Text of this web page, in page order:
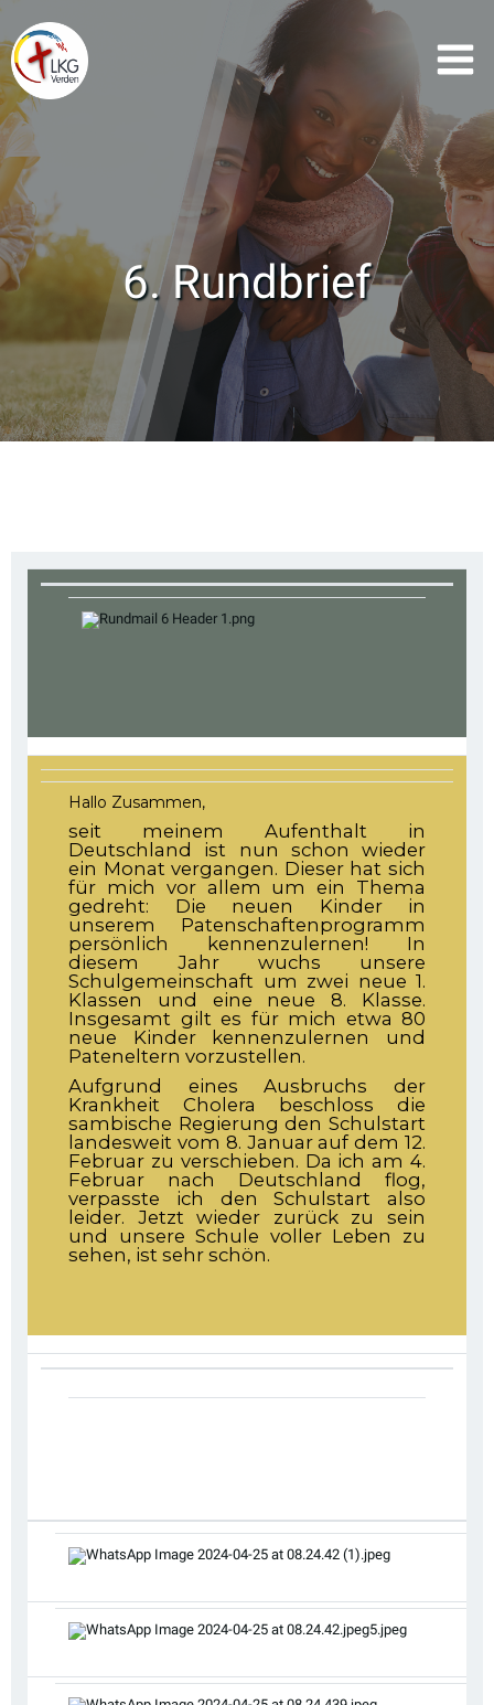
Zum
Inhalt
springen
6. Rundbrief
Hallo Zusammen,
seit meinem Aufenthalt in
Deutschland ist nun schon wieder
ein Monat vergangen. Dieser hat sich
für mich vor allem um ein Thema
gedreht: Die neuen Kinder in
unserem Patenschaftenprogramm
persönlich kennenzulernen! In
diesem Jahr wuchs unsere
Schulgemeinschaft um zwei neue 1.
Klassen und eine neue 8. Klasse.
Insgesamt gilt es für mich etwa 80
neue Kinder kennenzulernen und
Pateneltern vorzustellen.
Aufgrund eines Ausbruchs der
Krankheit Cholera beschloss die
sambische Regierung den Schulstart
landesweit vom 8. Januar auf dem 12.
Februar zu verschieben. Da ich am 4.
Februar nach Deutschland flog,
verpasste ich den Schulstart also
leider. Jetzt wieder zurück zu sein
und unsere Schule voller Leben zu
sehen, ist sehr schön.